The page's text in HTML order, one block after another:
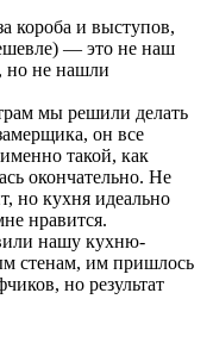
короба и выступов,
— это не наш
но не нашли
мы решили делать
он все
такой, как
окончательно. Не
но кухня идеально
нравится.
нашу кухню-
стенам, им пришлось
но результат